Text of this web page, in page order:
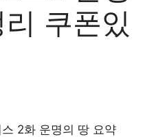
쿠폰있
2화 운명의 땅 요약